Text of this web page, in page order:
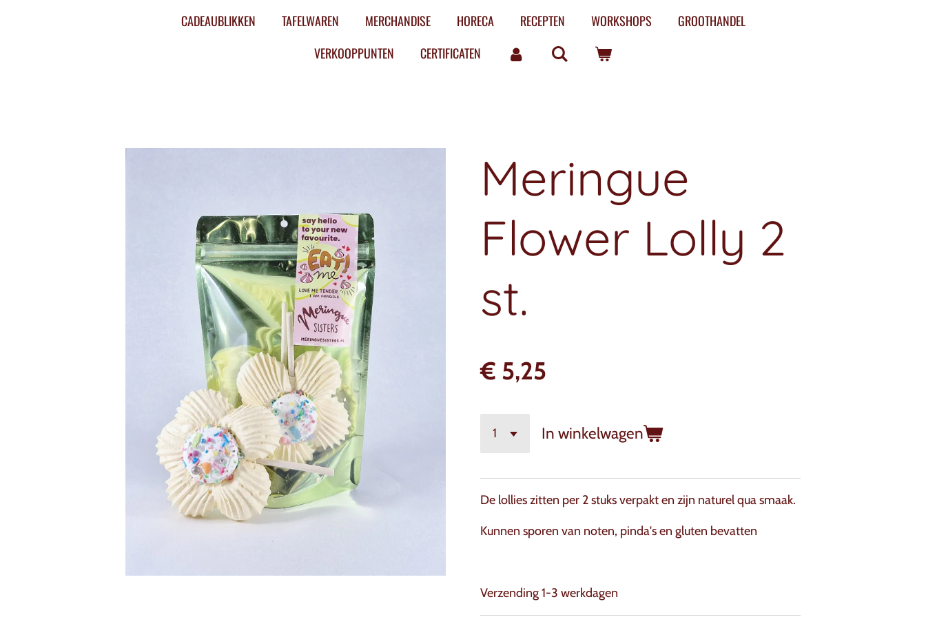
CADEAUBLIKKEN
TAFELWAREN MERCHANDISE HORECA RECEPTEN WORKSHOPS
GROOTHANDEL
VERKOOPPUNTEN
CERTIFICATEN
Meringue
Flower Lolly 2
st.
€ 5,25
In winkelwagen
De lollies zitten per 2 stuks verpakt en zijn naturel qua smaak.
Kunnen sporen van noten, pinda's en gluten bevatten
Verzending 1-3 werkdagen